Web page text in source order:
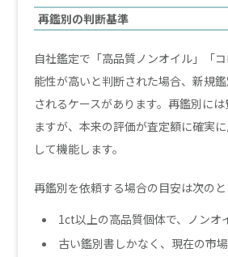
再鑑別の判断基準
自社鑑定で「高品質ノンオイル」「
能性が高いと判断された場合、新規
されるケースがあります。再鑑別に
ますが、本来の評価が査定額に確実
して機能します。
再鑑別を依頼する場合の目安は次のと
1ct以上の高品質個体で、ノンオ
古い鑑別書しかなく、現在の市